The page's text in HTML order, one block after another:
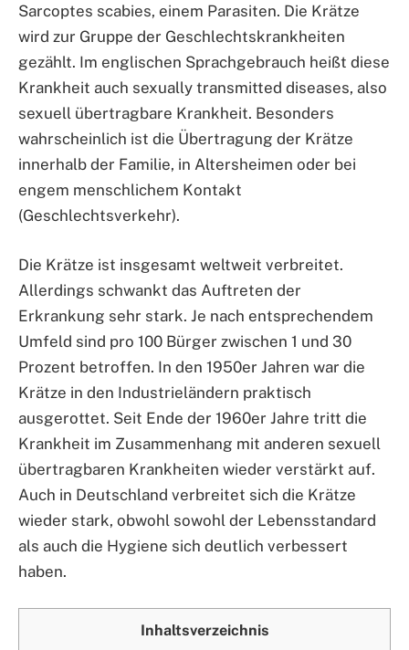
Sarcoptes scabies, einem Parasiten. Die Krätze
wird zur Gruppe der Geschlechtskrankheiten
gezählt. Im englischen Sprachgebrauch heißt diese
Krankheit auch sexually transmitted diseases, also
sexuell übertragbare Krankheit. Besonders
wahrscheinlich ist die Übertragung der Krätze
innerhalb der Familie, in Altersheimen oder bei
engem menschlichem Kontakt
(Geschlechtsverkehr).
Die Krätze ist insgesamt weltweit verbreitet.
Allerdings schwankt das Auftreten der
Erkrankung sehr stark. Je nach entsprechendem
Umfeld sind pro 100 Bürger zwischen 1 und 30
Prozent betroffen. In den 1950er Jahren war die
Krätze in den Industrieländern praktisch
ausgerottet. Seit Ende der 1960er Jahre tritt die
Krankheit im Zusammenhang mit anderen sexuell
übertragbaren Krankheiten wieder verstärkt auf.
Auch in Deutschland verbreitet sich die Krätze
wieder stark, obwohl sowohl der Lebensstandard
als auch die Hygiene sich deutlich verbessert
haben.
Inhaltsverzeichnis